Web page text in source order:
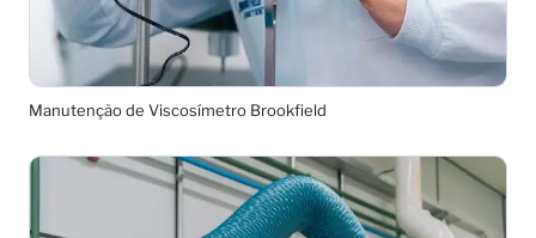
Manutenção de Viscosímetro Brookfield